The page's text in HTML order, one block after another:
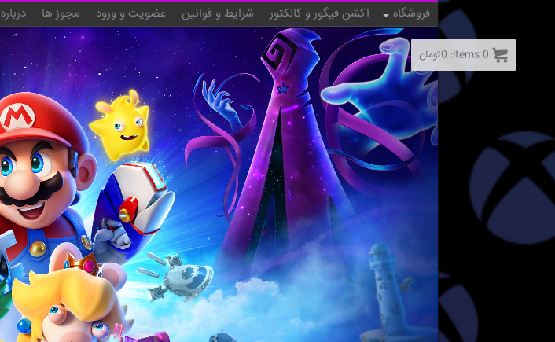
فروشگاه اکشن فیگور و کالکتور شرایط و قوانین عضویت و ورود مجوز ها
0
items:
0تومان